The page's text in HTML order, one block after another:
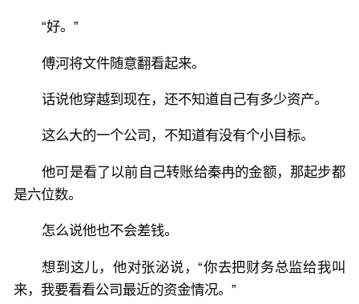
“好。”
傅河将文件随意翻看起来。
话说他穿越到现在，还不知道自己有多少资产。
这么大的一个公司，不知道有没有个小目标。
他可是看了以前自己转账给秦冉的金额，那起步都
是六位数。
怎么说他也不会差钱。
想到这儿，他对张泌说，“你去把财务总监给我叫
来，我要看看公司最近的资金情况。”